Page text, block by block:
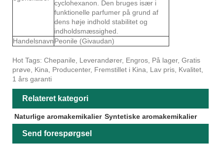
cyclohexanon. Den bruges især i
funktionelle parfumer på grund af
dens høje indhold stabilitet og
indholdsmæssighed.
HandelsnavnPeonile (Givaudan)
Hot Tags: Chepanile, Leverandører, Engros, På lager, Gratis
prøve, Kina, Producenter, Fremstillet i Kina, Lav pris, Kvalitet,
1 års garanti
Relateret kategori
Naturlige aromakemikalier Syntetiske aromakemikalier
Send forespørgsel